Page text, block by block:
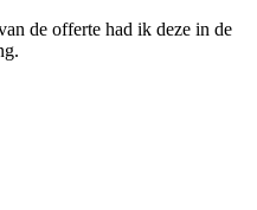
de offerte had ik deze in de